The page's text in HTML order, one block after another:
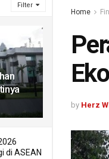
Filter
di ASEAN
Home
by Herz